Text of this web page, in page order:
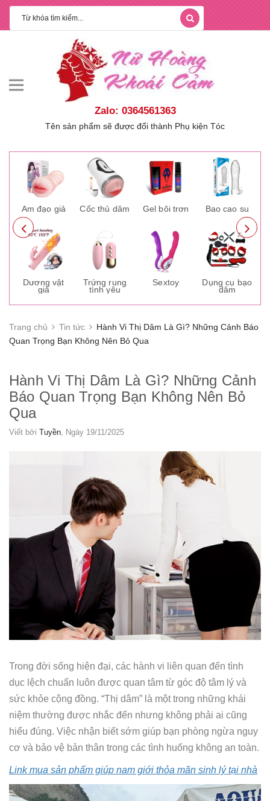
Zalo: 0364561363
Tên sản phẩm sẽ được đổi thành Phụ kiện Tóc
Âm đạo giả
Dương vật
giả
Cốc thủ dâm
Trứng rung
tình yêu
Gel bôi trơn
Sextoy
Bao cao su
Dụng cụ bạo
dâm
Trang chủ Tin tức
Hành Vi Thị Dâm Là Gì? Những Cảnh Báo
Quan Trọng Bạn Không Nên Bỏ Qua
Hành Vi Thị Dâm Là Gì? Những Cảnh
Báo Quan Trọng Bạn Không Nên Bỏ
Qua
Viết bởi Tuyền , Ngày 19/11/2025
Trong đời sống hiện đại, các hành vi liên quan đến tình
dục lệch chuẩn luôn được quan tâm từ góc độ tâm lý và
sức khỏe cộng đồng. “Thị dâm” là một trong những khái
niệm thường được nhắc đến nhưng không phải ai cũng
hiểu đúng. Việc nhận biết sớm giúp bạn phòng ngừa nguy
cơ và bảo vệ bản thân trong các tình huống không an toàn.
Link mua sản phẩm giúp nam giới thỏa mãn sinh lý tại nhà